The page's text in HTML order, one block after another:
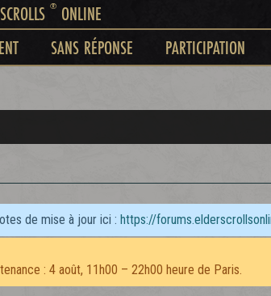
®ONLINE
SANS RÉPONSE PARTICIPATION
de mise à jour ici : https://
: 4 août, 11h00 – 22h00 heure de Paris.